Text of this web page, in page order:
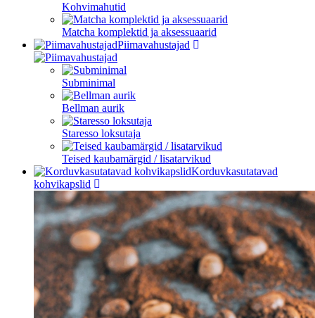
Kohvimahutid
Matcha komplektid ja aksessuaarid
Piimavahustajad
Subminimal
Bellman aurik
Staresso loksutaja
Teised kaubamärgid / lisatarvikud
Korduvkasutatavad
kohvikapslid